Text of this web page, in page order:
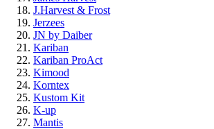
J.Harvest & Frost
Jerzees
JN by Daiber
Kariban
Kariban ProAct
Kimood
Korntex
Kustom Kit
K-up
Mantis